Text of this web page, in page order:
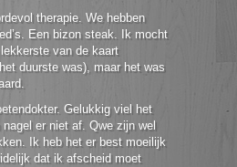
therapie. We hebben
Een bizon steak. Ik mocht
van de kaart
duurste was), maar het was
Gelukkig viel het
er niet af. Qwe zijn wel
Ik heb het er best moeilijk
dat ik afscheid moet